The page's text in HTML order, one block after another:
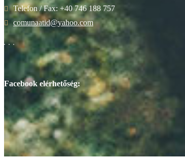
Telefon / Fax: +40 746 188 757
comunaatid@yahoo.com
Facebook elérhetőség: